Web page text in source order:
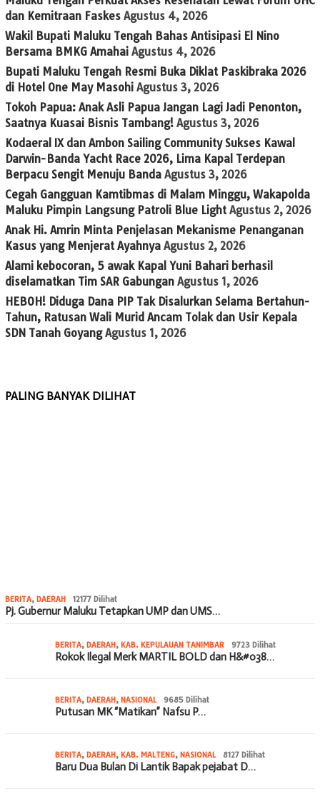
dan Kemitraan Faskes Agustus 4, 2026
Wakil Bupati Maluku Tengah Bahas Antisipasi El Nino
Bersama BMKG Amahai Agustus 4, 2026
Bupati Maluku Tengah Resmi Buka Diklat Paskibraka 2026
di Hotel One May Masohi Agustus 3, 2026
Tokoh Papua: Anak Asli Papua Jangan Lagi Jadi Penonton,
Saatnya Kuasai Bisnis Tambang! Agustus 3, 2026
Kodaeral IX dan Ambon Sailing Community Sukses Kawal
Darwin-Banda Yacht Race 2026, Lima Kapal Terdepan
Berpacu Sengit Menuju Banda Agustus 3, 2026
Cegah Gangguan Kamtibmas di Malam Minggu, Wakapolda
Maluku Pimpin Langsung Patroli Blue Light Agustus 2, 2026
Anak Hi. Amrin Minta Penjelasan Mekanisme Penanganan
Kasus yang Menjerat Ayahnya Agustus 2, 2026
Alami kebocoran, 5 awak Kapal Yuni Bahari berhasil
diselamatkan Tim SAR Gabungan Agustus 1, 2026
HEBOH! Diduga Dana PIP Tak Disalurkan Selama Bertahun-
Tahun, Ratusan Wali Murid Ancam Tolak dan Usir Kepala
SDN Tanah Goyang Agustus 1, 2026
PALING BANYAK DILIHAT
BERITA, DAERAH 12177 Dilihat
Pj. Gubernur Maluku Tetapkan UMP dan UMS…
BERITA, DAERAH, KAB. KEPULAUAN TANIMBAR 9723 Dilihat
Rokok Ilegal Merk MARTIL BOLD dan H&#038…
BERITA, DAERAH, NASIONAL 9685 Dilihat
Putusan MK “Matikan” Nafsu P…
BERITA, DAERAH, KAB. MALTENG, NASIONAL 8127 Dilihat
Baru Dua Bulan Di Lantik Bapak pejabat D…